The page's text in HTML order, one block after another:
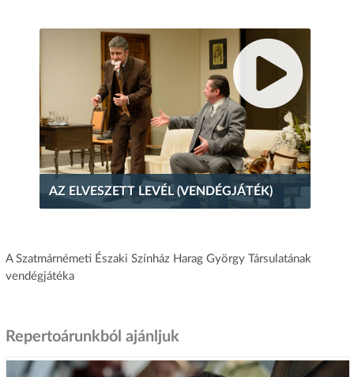
AZ ELVESZETT LEVÉL (VENDÉGJÁTÉK)
A Szatmárnémeti Északi Színház Harag György Társulatának
vendégjátéka
Repertoárunkból ajánljuk